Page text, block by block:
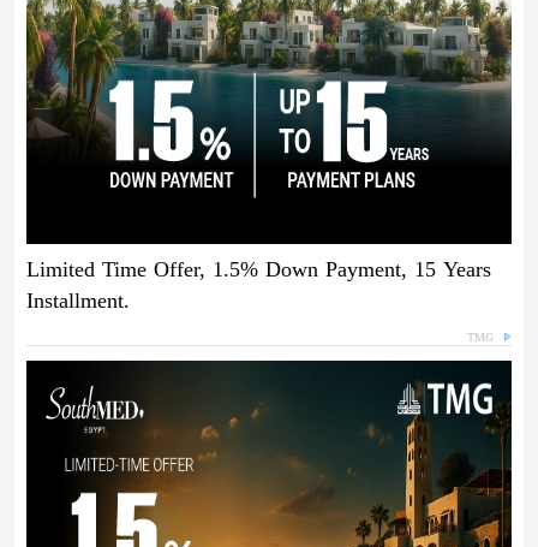
Limited Time Offer, 1.5% Down Payment, 15 Years
Installment.
TMG